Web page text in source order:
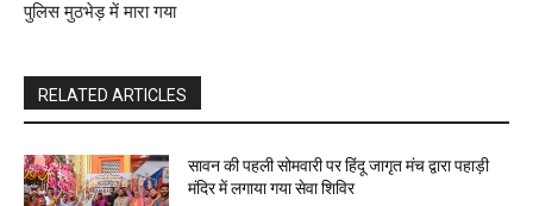
पुलिस मुठभेड़ में मारा गया
RELATED ARTICLES
सावन की पहली सोमवारी पर हिंदू जागृत मंच द्वारा पहाड़ी
मंदिर में लगाया गया सेवा शिविर